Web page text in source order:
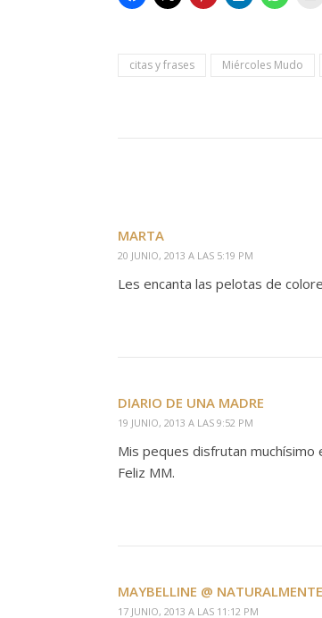
citas y frases Miércoles Mudo
MARTA
20 JUNIO, 2013 A LAS 5:19 PM
Les encanta las pelotas de
DIARIO DE UNA MADRE
19 JUNIO, 2013 A LAS 9:52 PM
Mis peques disfrutan
Feliz MM.
MAYBELLINE @
17 JUNIO, 2013 A LAS 11:12 PM